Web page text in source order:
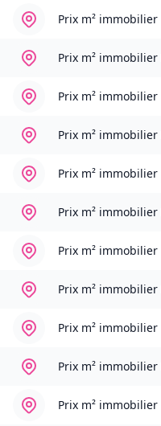
Prix m² immobilier
Prix m² immobilier
Prix m² immobilier
Prix m² immobilier
Prix m² immobilier
Prix m² immobilier
Prix m² immobilier
Prix m² immobilier
Prix m² immobilier
Prix m² immobilier
Prix m² immobilier